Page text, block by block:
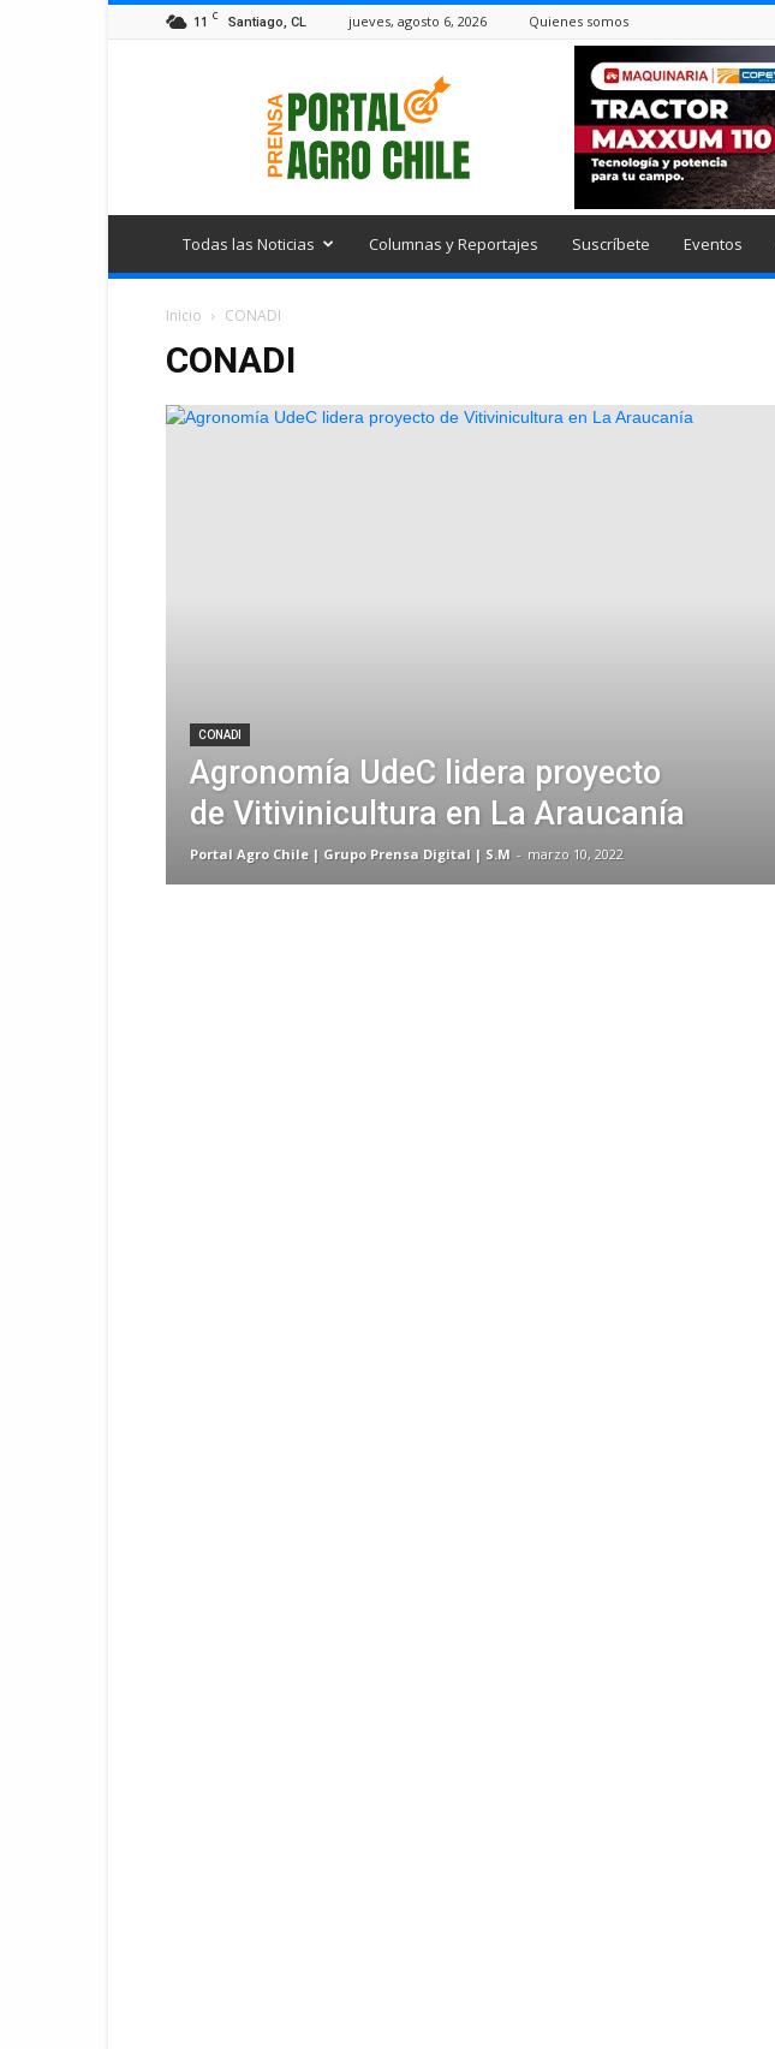
11 C Santiago, CL jueves, agosto 6, 2026 Quienes somos
Todas las Noticias Columnas y Reportajes Suscríbete Eventos
Inicio CONADI
CONADI
CONADI
Agronomía UdeC lidera proyecto
de Vitivinicultura en La Araucanía
Portal Agro Chile | Grupo Prensa Digital | S.M - marzo 10, 2022